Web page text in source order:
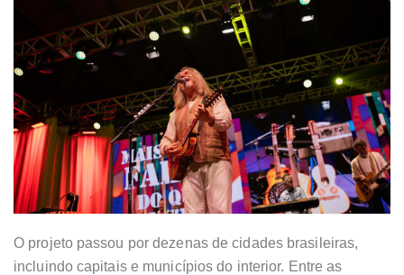
O projeto passou por dezenas de cidades brasileiras,
incluindo capitais e municípios do interior. Entre as